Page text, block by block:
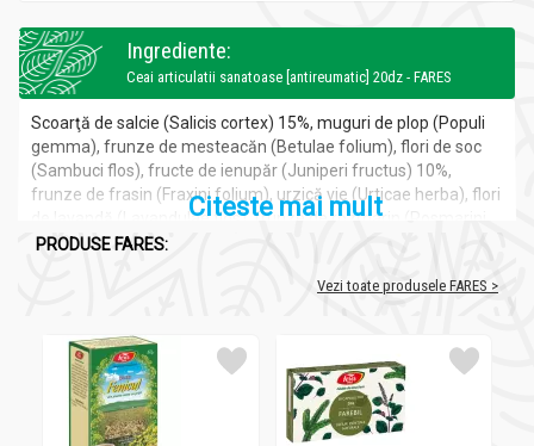
Ingrediente:
Ceai articulatii sanatoase [antireumatic] 20dz - FARES
Scoarţă de salcie (Salicis cortex) 15%, muguri de plop (Populi
gemma), frunze de mesteacăn (Betulae folium), flori de soc
(Sambuci flos), fructe de ienupăr (Juniperi fructus) 10%,
frunze de frasin (Fraxini folium), urzică vie (Urticae herba), flori
de lavandă (Lavandulae flos), frunze de rozmarin (Rosmarini
folium).
Ceai articulatii sanatoase [antireumatic] 20dz - FARES
– Susţine sănătatea articulaţiilor.
– Ajută la reducerea disconfortului articular.
Citeste mai mult
PRODUSE FARES:
Vezi toate produsele FARES >